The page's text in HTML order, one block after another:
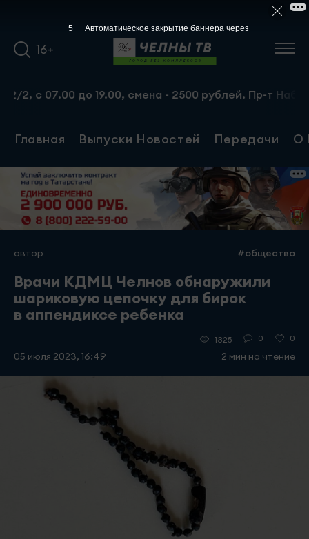
16+
до 19.00, смена - 2500 рублей. Пр-т
Главная Выпуски Новостей Передачи О
автор #общество
Врачи КДМЦ Челнов обнаружили
шариковую цепочку для бирок
в аппендиксе ребенка
05 июля 2023, 16:49
1325 0 0
2 мин на чтение
5 Автоматическое закрытие баннера через